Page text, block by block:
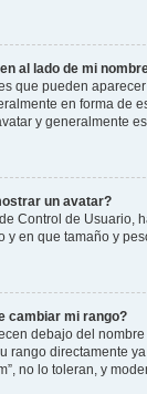
al lado de mi
que pueden
en forma de
y generalmente
un avatar?
Control de Usuario,
y en que tamaño y
cambiar mi rango?
debajo del
rango directamente
no lo toleran, y